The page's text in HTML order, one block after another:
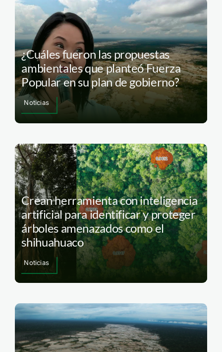
¿Cuáles fueron las propuestas
ambientales que planteó Fuerza
Popular en su plan de gobierno?
Noticias
Crean herramienta con inteligencia
artificial para identificar y proteger
árboles amenazados como el
shihuahuaco
Noticias